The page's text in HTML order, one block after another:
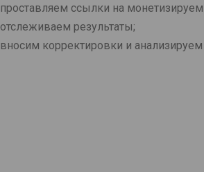
проставляем ссылки на
отслеживаем результаты;
вносим корректировки и анализируем